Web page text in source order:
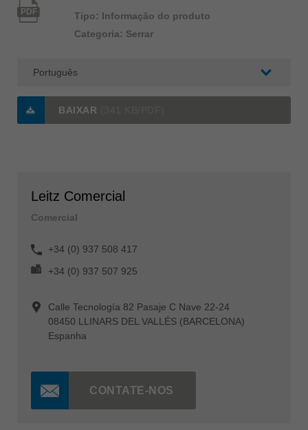
PDF
Tipo: Informação do produto
Categoria: Serrar
BAIXAR
Leitz Comercial
Comercial
+34 (0) 937 508 417
+34 (0) 937 507 925
Calle Tecnología 82 Pasaje C Nave 22-24
08450 LLINARS DEL VALLÉS (BARCELONA)
Espanha
CONTATE-NOS